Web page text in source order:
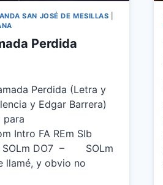
SAN JOSÉ DE MESILLAS
Perdida
Perdida (Letra y
y Edgar Barrera)
para
Intro FA REm SIb
SOLm DO7 – SOLm
y obvio no